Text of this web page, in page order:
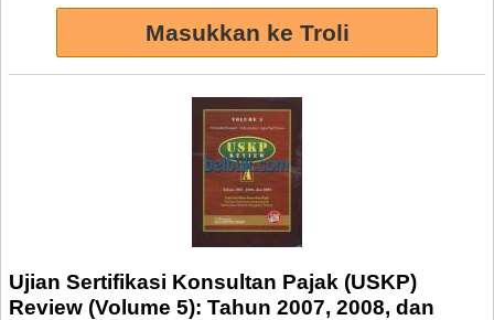
Ujian Sertifikasi Konsultan Pajak (USKP)
Review (Volume 5): Tahun 2007, 2008, dan